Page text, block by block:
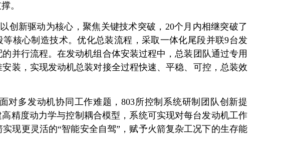
。
创新驱动为核心，聚焦关键技术突破，20个月内相继突破了
核心制造技术。优化总装流程，采取一体化尾段并联9台发
并行流程。在发动机组合体安装过程中，总装团队通过专用
装，实现发动机总装对接全过程快速、平稳、可控，总装效
对多发动机协同工作难题，803所控制系统研制团队创新提
精度动力学与控制耦合模型，系统可实现对每台发动机工作
现更灵活的“智能安全自驾”，赋予火箭复杂工况下的生存能